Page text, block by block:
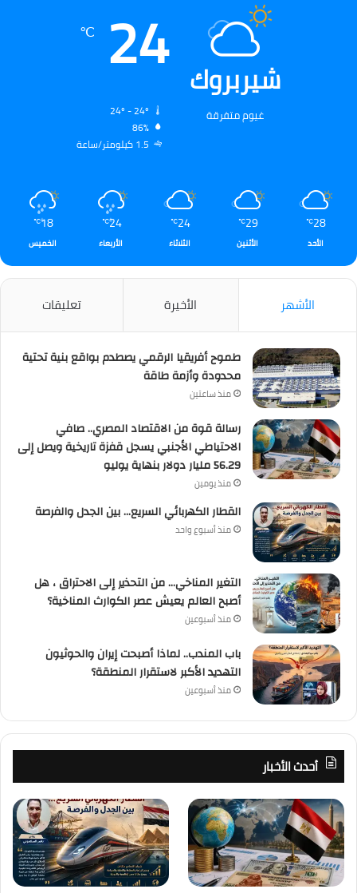
شيربروك
غيوم متفرقة
24
℃
86%
1.5 كيلومتر/ساعة
28
℃
الأحد
29
℃
الأثنين
24
℃
الثلاثاء
24
℃
الأربعاء
18
℃
الخميس
الأشهر الأخيرة تعليقات
طموح أفريقيا الرقمي يصطدم بواقع بنية تحتية
محدودة وأزمة طاقة
منذ ساعتين
رسالة قوة من الاقتصاد المصري.. صافي
الاحتياطي الأجنبي يسجل قفزة تاريخية ويصل إلى
56.29 مليار دولار بنهاية يوليو
منذ يومين
القطار الكهربائي السريع… بين الجدل والفرصة
منذ أسبوع واحد
التغير المناخي… من التحذير إلى الاحتراق ، هل
أصبح العالم يعيش عصر الكوارث المناخية؟
منذ أسبوعين
باب المندب.. لماذا أصبحت إيران والحوثيون
التهديد الأكبر لاستقرار المنطقة؟
منذ أسبوعين
أحدث الأخبار